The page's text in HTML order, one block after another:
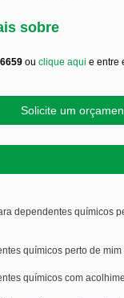
sobre
ou clique aqui e entre
Solicite um
dependentes químicos
químicos perto de
químicos com